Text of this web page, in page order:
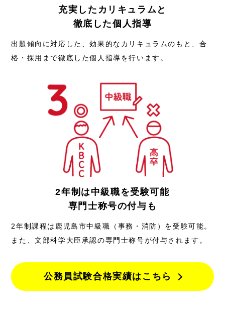
充実したカリキュラムと
徹底した個人指導
出題傾向に対応した、効果的なカリキュラムのもと、合
格・採用まで徹底した個人指導を行います。
2年制は中級職を受験可能
専門士称号の付与も
2年制課程は鹿児島市中級職（事務・消防）を受験可能。
また、文部科学大臣承認の専門士称号が付与されます。
公務員試験合格実績はこちら